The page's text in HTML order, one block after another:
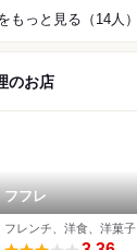
もっと見る（14人）
のお店
フフレ
フレンチ、洋食、洋菓子